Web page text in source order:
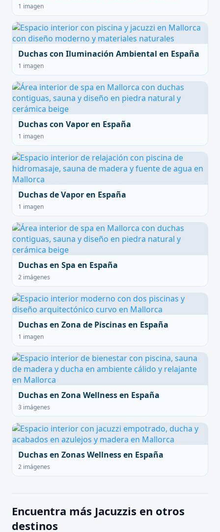
1 imagen
Duchas con Iluminación Ambiental en España
1 imagen
Duchas con Vapor en España
1 imagen
Duchas de Vapor en España
1 imagen
Duchas en Spa en España
2 imágenes
Duchas en Zona de Piscinas en España
1 imagen
Duchas en Zona Wellness en España
3 imágenes
Duchas en Zonas Wellness en España
2 imágenes
Encuentra más Jacuzzis en otros
destinos